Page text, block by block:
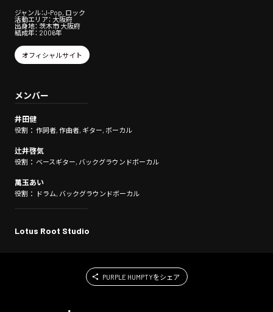
ジャンル：J-Pop, ロック
活動エリア： 大阪府
出身地： 茨木市 大阪府
結成年： 2006年
オフィシャルサイト
メンバー
井田健
役割： 作詞者, 作曲者, ギター, ボーカル
辻井啓気
役割： ベースギター, バックグラウンドボーカル
萬玉あい
役割： ドラム, バックグラウンドボーカル
Lotus Root Studio
PURPLE HUMPTYをシェア